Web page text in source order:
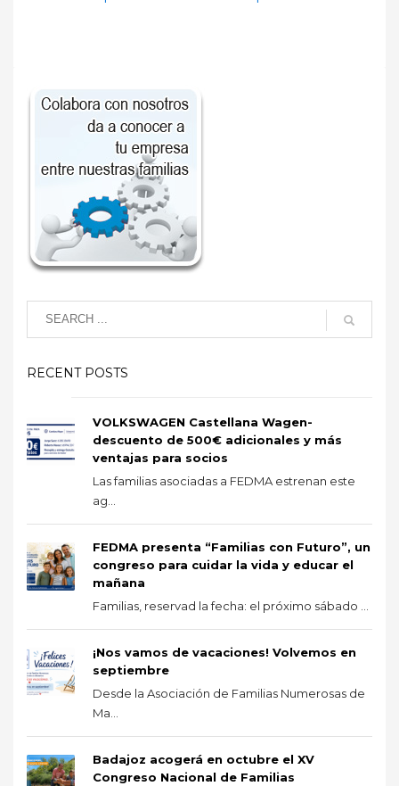
RECENT POSTS
VOLKSWAGEN Castellana Wagen-
descuento de 500€ adicionales y más
ventajas para socios
Las familias asociadas a FEDMA estrenan este
ag...
FEDMA presenta “Familias con Futuro”, un
congreso para cuidar la vida y educar el
mañana
Familias, reservad la fecha: el próximo sábado ...
¡Nos vamos de vacaciones! Volvemos en
septiembre
Desde la Asociación de Familias Numerosas de
Ma...
Badajoz acogerá en octubre el XV
Congreso Nacional de Familias